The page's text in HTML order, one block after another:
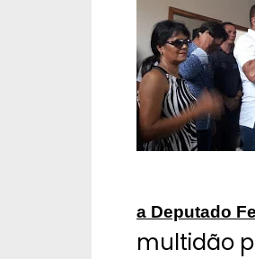
a Deputado
multidão